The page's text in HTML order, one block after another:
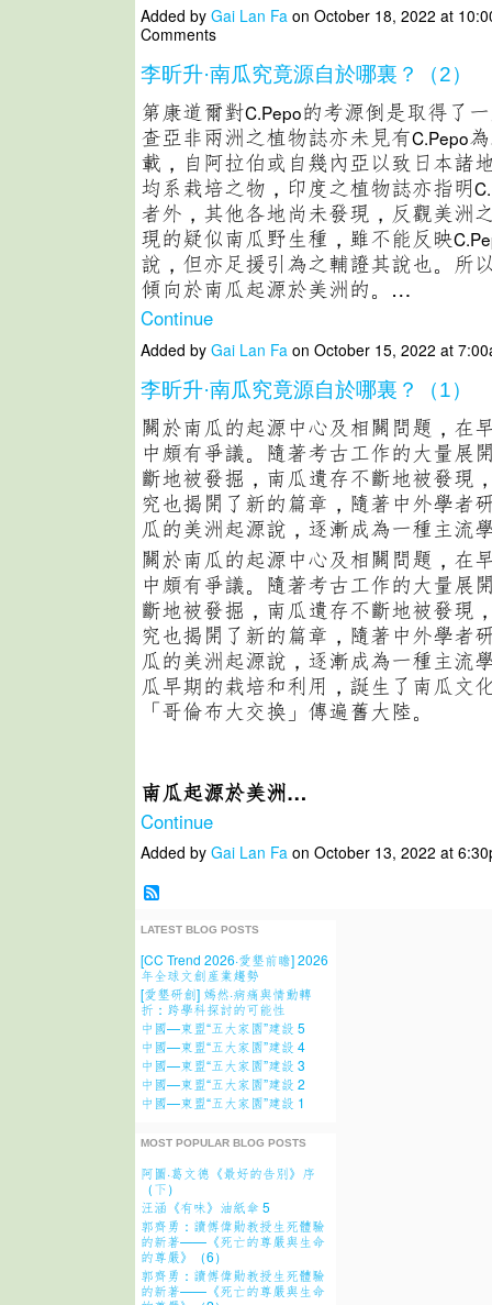
Added by Gai Lan Faon October 18, 2022 at
Comments
李昕升·南瓜究竟源自於哪裏？（2）
第康道爾對C.Pepo的考源倒是取得了
查亞非兩洲之植物誌亦未見有C.Pepo
載，自阿拉伯或自幾內亞以致日本諸
均系栽培之物，印度之植物誌亦指明
者外，其他各地尚未發現，反觀美洲
現的疑似南瓜野生種，雖不能反映
說，但亦足援引為之輔證其說也。所
傾向於南瓜起源於美洲的。…
Continue
Added by Gai Lan Fa on October 15, 2022 at
李昕升·南瓜究竟源自於哪裏？（1）
關於南瓜的起源中心及相關問題，在
中頗有爭議。隨著考古工作的大量展
斷地被發掘，南瓜遺存不斷地被發現
究也揭開了新的篇章，隨著中外學者
瓜的美洲起源說，逐漸成為一種主流
關於南瓜的起源中心及相關問題，在
中頗有爭議。隨著考古工作的大量展
斷地被發掘，南瓜遺存不斷地被發現
究也揭開了新的篇章，隨著中外學者
瓜的美洲起源說，逐漸成為一種主流
瓜早期的栽培和利用，誕生了南瓜文
「哥倫布大交換」傳遍舊大陸。
南瓜起源於美洲…
Continue
Added by Gai Lan Fa on October 13, 2022 at
LATEST BLOG POSTS
[CC Trend 2026·愛墾前瞻] 2026
年全球文創産業趨勢
[愛墾研創] 嫣然·病痛與情動轉
折：跨學科探討的可能性
中國—東盟“五大家園”建設 5
中國—東盟“五大家園”建設 4
中國—東盟“五大家園”建設 3
中國—東盟“五大家園”建設 2
中國—東盟“五大家園”建設 1
MOST POPULAR BLOG POSTS
阿圖·葛文德《最好的告別》序
（下）
汪涵《有味》油紙傘 5
郭齊勇：讀傅偉勛教授生死體驗
的新著——《死亡的尊嚴與生命
的尊嚴》（6）
郭齊勇：讀傅偉勛教授生死體驗
的新著——《死亡的尊嚴與生命